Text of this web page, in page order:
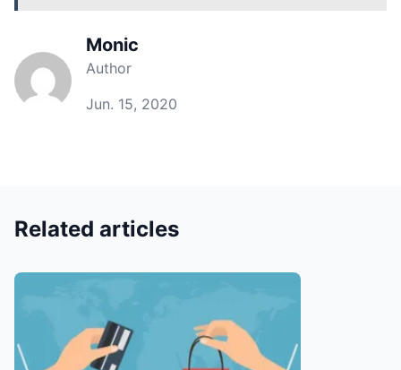
Monic
Author
Jun. 15, 2020
Related articles